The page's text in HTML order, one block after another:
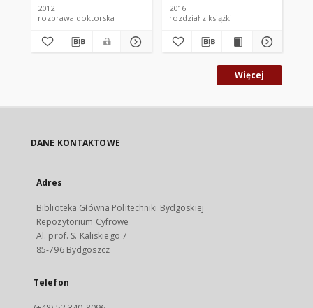
2012
rozprawa doktorska
2016
rozdział z książki
Więcej
DANE KONTAKTOWE
Adres
Biblioteka Główna Politechniki Bydgoskiej
Repozytorium Cyfrowe
Al. prof. S. Kaliskiego 7
85-796 Bydgoszcz
Telefon